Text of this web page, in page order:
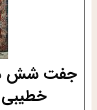
جفت شش